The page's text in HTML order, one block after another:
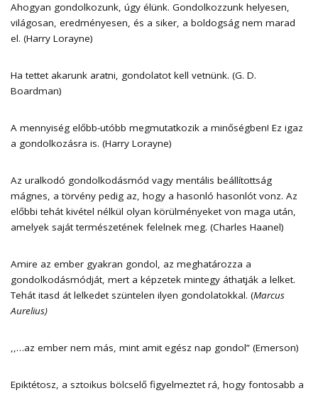
Ahogyan gondolkozunk, úgy élünk. Gondolkozzunk helyesen,
világosan, eredményesen, és a siker, a boldogság nem marad
el. (Harry Lorayne)
Ha tettet akarunk aratni, gondolatot kell vetnünk. (G. D.
Boardman)
A mennyiség előbb-utóbb megmutatkozik a minőségben! Ez igaz
a gondolkozásra is. (Harry Lorayne)
Az uralkodó gondolkodásmód vagy mentális beállítottság
mágnes, a törvény pedig az, hogy a hasonló hasonlót vonz. Az
előbbi tehát kivétel nélkül olyan körülményeket von maga után,
amelyek saját természetének felelnek meg. (Charles Haanel)
Amire az ember gyakran gondol, az meghatározza a
gondolkodásmódját, mert a képzetek mintegy áthatják a lelket.
Tehát itasd át lelkedet szüntelen ilyen gondolatokkal. (Marcus
Aurelius)
,,…az ember nem más, mint amit egész nap gondol” (Emerson)
Epiktétosz, a sztoikus bölcselő figyelmeztet rá, hogy fontosabb a